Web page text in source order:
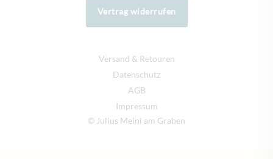
Vertrag widerrufen
Versand & Retouren
Datenschutz
AGB
Impressum
© Julius Meinl am Graben